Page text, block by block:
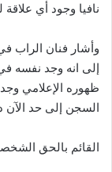
نافيا وجود أي
وأشار فنان الراب
إلى انه وجد نفسه
ظهوره الإعلامي
السجن إلى حد
القائم بالحق